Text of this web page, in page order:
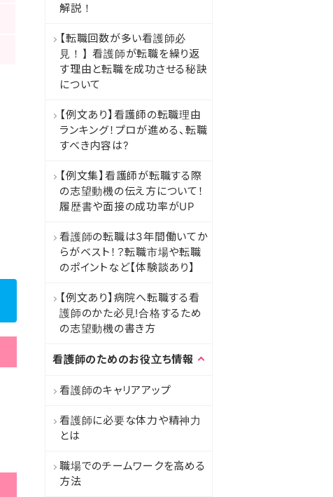
解説！
【転職回数が多い看護師必
見！】看護師が転職を繰り返
す理由と転職を成功させる秘訣
について
【例文あり】看護師の転職理由
ランキング！プロが進める、転職
すべき内容は?
【例文集】看護師が転職する際
の志望動機の伝え方について！
履歴書や面接の成功率がUP
看護師の転職は3年間働いてか
らがベスト！？転職市場や転職
のポイントなど【体験談あり】
【例文あり】病院へ転職する看
護師のかた必見!合格するため
の志望動機の書き方
看護師のためのお役立ち情報
看護師のキャリアアップ
看護師に必要な体力や精神力
とは
職場でのチームワークを高める
方法